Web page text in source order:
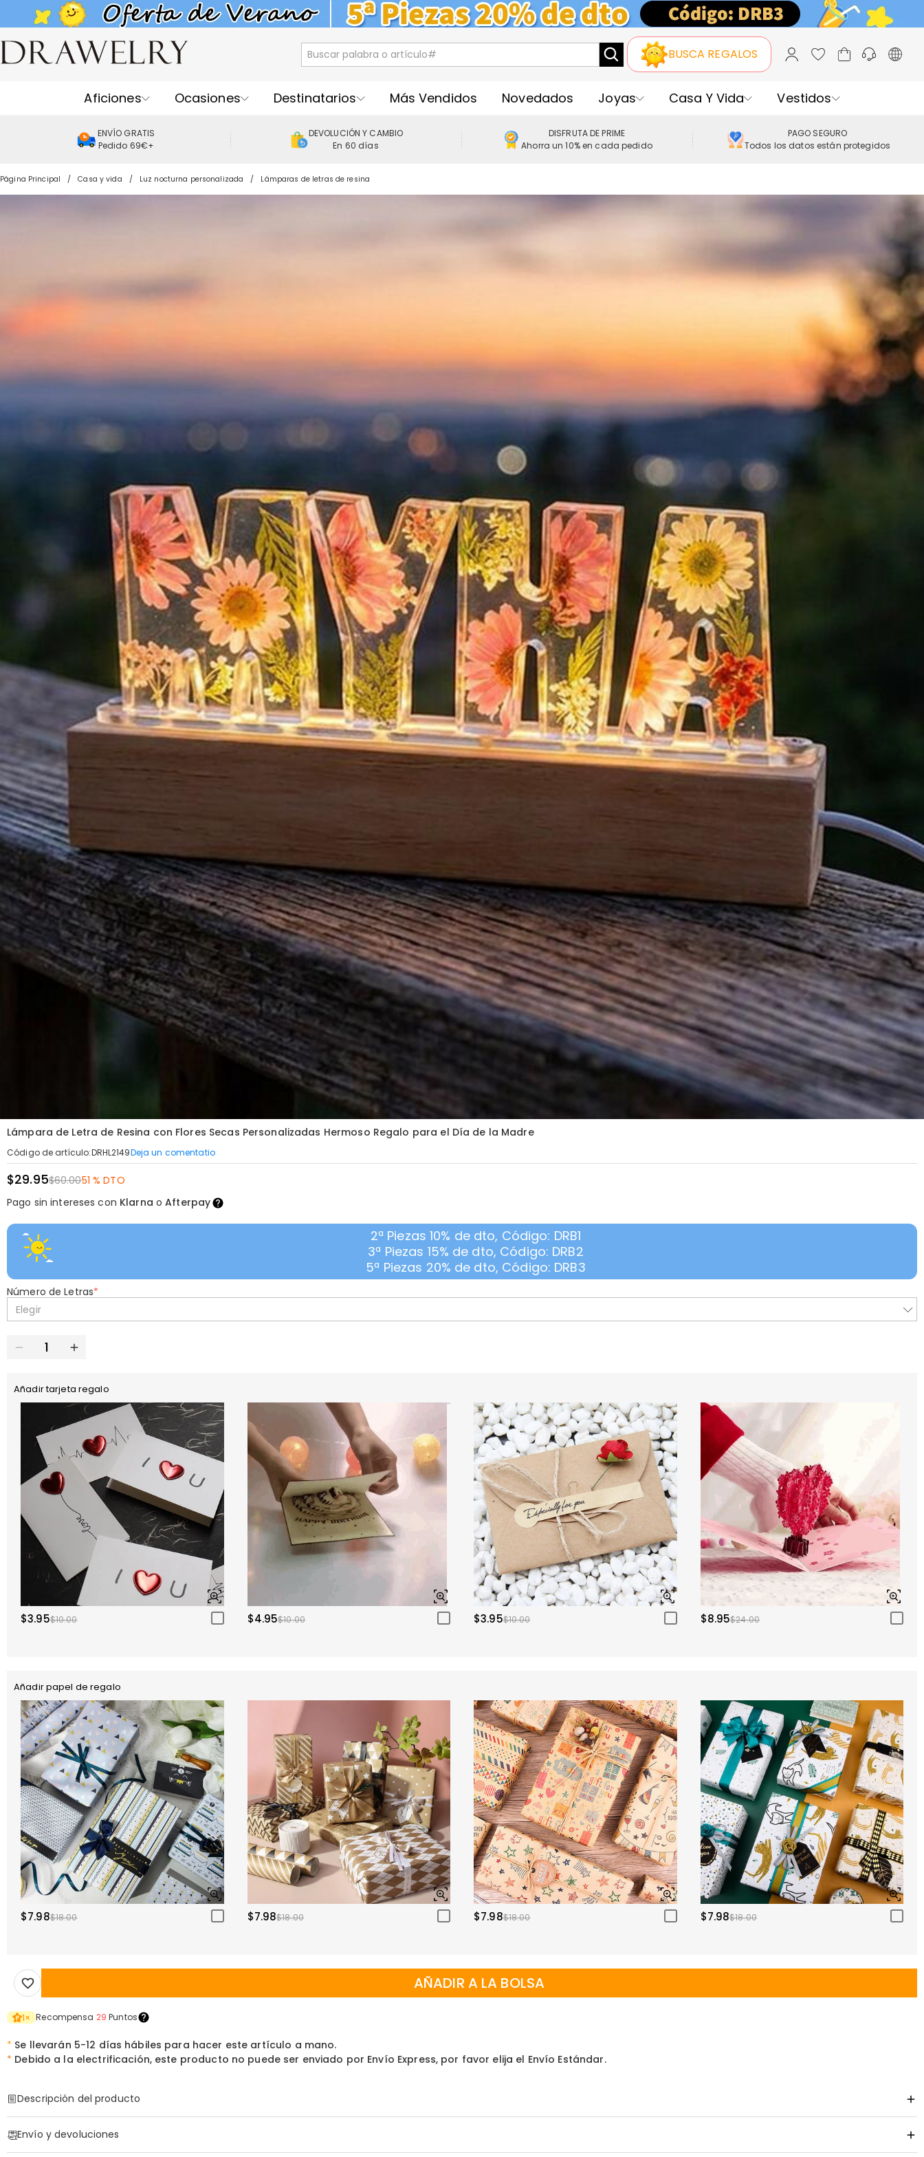
BUSCA REGALOS
Aficiones Ocasiones Destinatarios Más Vendidos Novedados Joyas Casa Y Vida Vestidos
ENVÍO GRATIS
Pedido 69€+
DEVOLUCIÓN Y CAMBIO
En 60 días
DISFRUTA DE PRIME
Ahorra un 10% en cada pedido
PAGO SEGURO
Todos los datos están protegidos
Página Principal Casa y vida Luz nocturna personalizada Lámparas de letras de resina
Lámpara de Letra de Resina con Flores Secas Personalizadas Hermoso Regalo para el Día de la Madre
Código de artículo:DRHL2149Deja un comentatio
$29.95$60.0051 % DTO
Pago sin intereses con Klarna oAfterpay
2ª Piezas 10% de dto, Código: DRB1
3ª Piezas 15% de dto, Código: DRB2
5ª Piezas 20% de dto, Código: DRB3
Número de Letras*
Elegir
Añadir tarjeta regalo
$3.95$10.00 $4.95$10.00 $3.95$10.00 $8.95$24.00
Añadir papel de regalo
$7.98$18.00 $7.98$18.00 $7.98$18.00 $7.98$18.00
AÑADIR A LA BOLSA
1× Recompensa 29 Puntos
* Se llevarán 5-12 días hábiles para hacer este artículo a mano.
* Debido a la electrificación, este producto no puede ser enviado por Envío Express, por favor elija el Envío Estándar.
Descripción del producto
Envío y devoluciones